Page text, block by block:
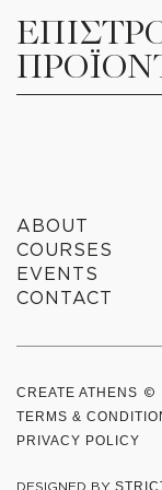
ABOUT
COURSES
EVENTS
CONTACT
CREATE ATHENS ©
TERMS &
PRIVACY POLICY
DESIGNED BY